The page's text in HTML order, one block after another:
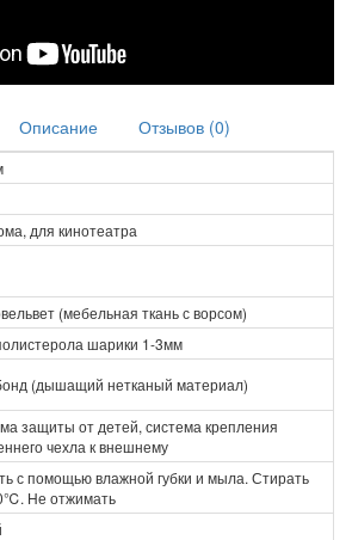
Описание Отзывов (0)
для кинотеатра
(мебельная ткань с ворсом)
шарики 1-3мм
(дышащий нетканый материал)
защиты от детей, система крепления
чехла к внешнему
с помощью влажной губки и мыла. Стирать
Не отжимать